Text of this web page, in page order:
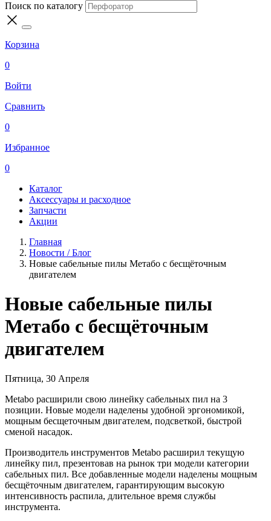
Поиск по каталогу
Корзина
0
Войти
Сравнить
0
Избранное
0
Каталог
Аксессуары и расходное
Запчасти
Акции
Главная
Новости / Блог
Новые сабельные пилы Метабо с бесщёточным
двигателем
Новые сабельные пилы
Метабо с бесщёточным
двигателем
Пятница, 30 Апреля
Metabo расширили свою линейку сабельных пил на 3
позиции. Новые модели наделены удобной эргономикой,
мощным бесщеточным двигателем, подсветкой, быстрой
сменой насадок.
Производитель инструментов Metabo расширил текущую
линейку пил, презентовав на рынок три модели категории
сабельных пил. Все добавленные модели наделены мощным
бесщёточным двигателем, гарантирующим высокую
интенсивность распила, длительное время службы
инструмента.